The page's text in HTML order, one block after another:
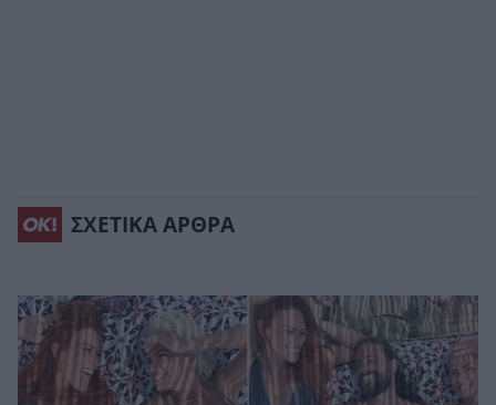
ΣΧΕΤΙΚΑ ΑΡΘΡΑ